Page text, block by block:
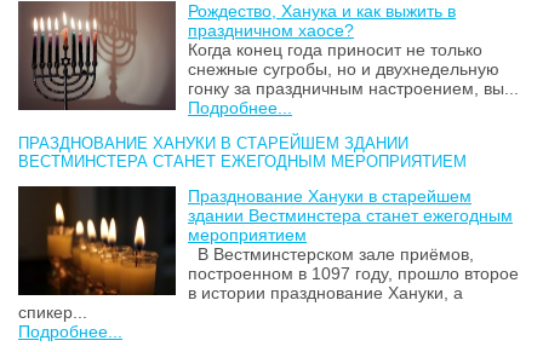
Рождество, Ханука и как выжить в
праздничном хаосе?
Когда конец года приносит не только
снежные сугробы, но и двухнедельную
гонку за праздничным настроением, вы...
Подробнее...
ПРАЗДНОВАНИЕ ХАНУКИ В СТАРЕЙШЕМ ЗДАНИИ
ВЕСТМИНСТЕРА СТАНЕТ ЕЖЕГОДНЫМ МЕРОПРИЯТИЕМ
Празднование Хануки в старейшем
здании Вестминстера станет ежегодным
мероприятием
В Вестминстерском зале приёмов,
построенном в 1097 году, прошло второе
в истории празднование Хануки, а
спикер...
Подробнее...